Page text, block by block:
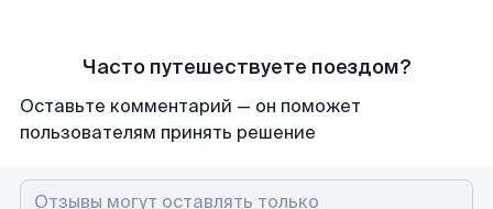
Часто путешествуете поездом?
Оставьте комментарий — он поможет
пользователям принять решение